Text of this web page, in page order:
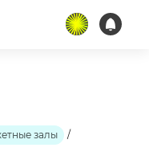
залы /